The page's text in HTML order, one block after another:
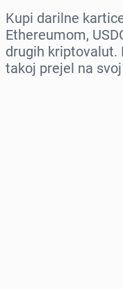
Kupi darilne
Ethereumom,
drugih kriptovalut.
takoj prejel na